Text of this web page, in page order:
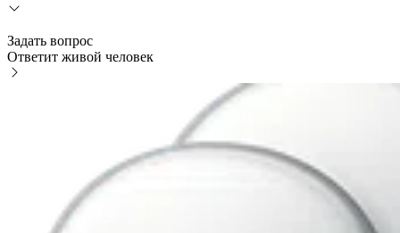
Задать вопрос
Ответит живой человек